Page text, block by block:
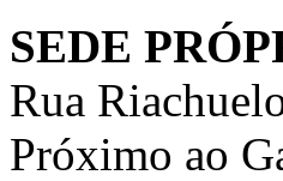
SEDE
Rua
Próximo ao